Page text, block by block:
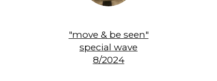
"move & be seen"
special wave
8/2024